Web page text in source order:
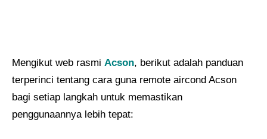
Mengikut web rasmi Acson, berikut adalah panduan
terperinci tentang cara guna remote aircond Acson
bagi setiap langkah untuk memastikan
penggunaannya lebih tepat: